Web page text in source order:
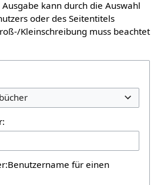
kann durch die Auswahl
oder des Seitentitels
Kleinschreibung muss beachtet
für einen